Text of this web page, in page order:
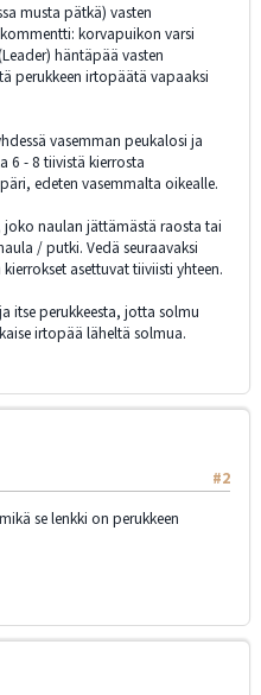
musta pätkä) vasten
korvapuikon varsi
häntäpää vasten
perukkeen irtopäätä vapaaksi
vasemman peukalosi ja
6 - 8 tiivistä kierrosta
edeten vasemmalta oikealle.
naulan jättämästä raosta tai
/ putki. Vedä seuraavaksi
asettuvat tiiviisti yhteen.
itse perukkeesta, jotta solmu
irtopää läheltä solmua.
#2
se lenkki on perukkeen